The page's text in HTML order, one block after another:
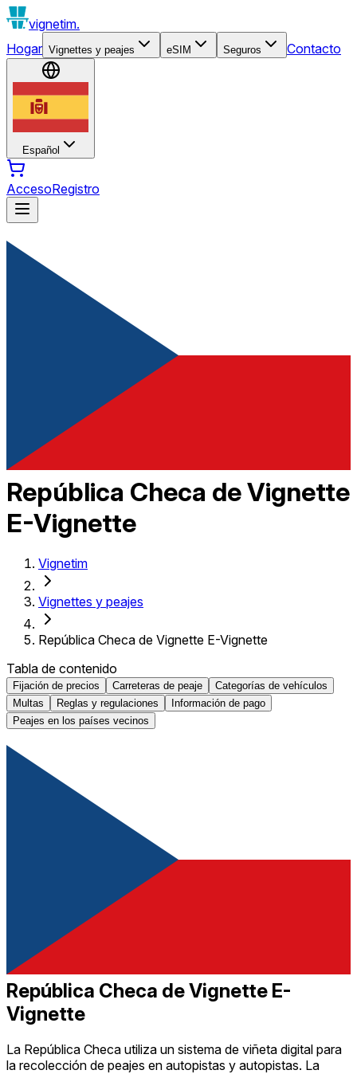
vignetim.
Hogar Vignettes y peajes eSIM Seguros Contacto
Español
AccesoRegistro
República Checa de Vignette
E-Vignette
Vignetim
Vignettes y peajes
República Checa de Vignette E-Vignette
Tabla de contenido
Fijación de precios Carreteras de peaje
Categorías de vehículos
Multas
Reglas y regulaciones
Información de pago
Peajes en los países vecinos
República Checa de Vignette E-
Vignette
La República Checa utiliza un sistema de viñeta digital para
la recolección de peajes en autopistas y autopistas. La